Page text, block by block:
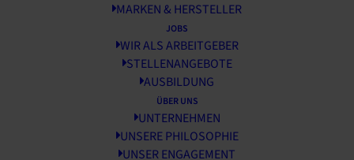
MARKEN & HERSTELLER
JOBS
WIR ALS ARBEITGEBER
STELLENANGEBOTE
AUSBILDUNG
ÜBER UNS
UNTERNEHMEN
UNSERE PHILOSOPHIE
UNSER ENGAGEMENT